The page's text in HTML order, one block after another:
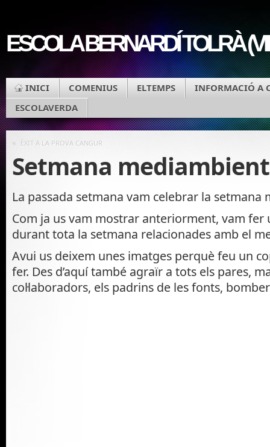
ESCOLA BERNARDÍ TOLRÀ
INICI COMENIUS ELTEMPS
INFORMACIÓ A
ESCOLAVERDA
« ÈXIT A LA PROVA CANGUR
Setmana
La passada setmana vam celebrar la setmana
Com ja us vam mostrar anteriorment, vam fer
durant tota la setmana relacionades amb el
Avui us deixem unes imatges perquè feu un
fer. Des d’aquí també agraïr a tots els pares,
col·laboradors, els padrins de les fonts,